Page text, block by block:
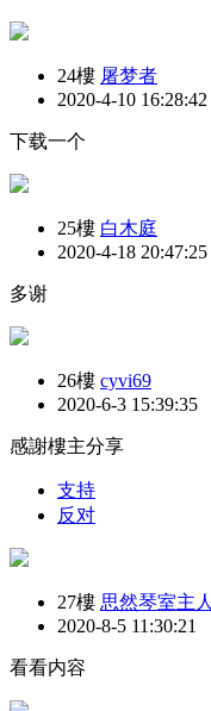
24樓 屠梦者
2020-4-10 16:28:42
下载一个
25樓 白木庭
2020-4-18 20:47:25
多谢
26樓 cyvi69
2020-6-3 15:39:35
感謝樓主分享
支持
反对
27樓 思然琴室主人
2020-8-5 11:30:21
看看内容